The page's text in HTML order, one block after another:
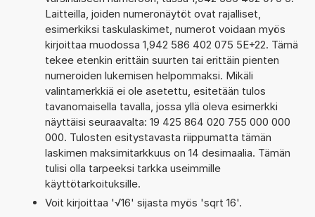
Laitteilla, joiden numeronäytöt ovat rajalliset,
esimerkiksi taskulaskimet, numerot voidaan myös
kirjoittaa muodossa 1,942 586 402 075 5E+22. Tämä
tekee etenkin erittäin suurten tai erittäin pienten
numeroiden lukemisen helpommaksi. Mikäli
valintamerkkiä ei ole asetettu, esitetään tulos
tavanomaisella tavalla, jossa yllä oleva esimerkki
näyttäisi seuraavalta: 19 425 864 020 755 000 000
000. Tulosten esitystavasta riippumatta tämän
laskimen maksimitarkkuus on 14 desimaalia. Tämän
tulisi olla tarpeeksi tarkka useimmille
käyttötarkoituksille.
Voit kirjoittaa '√16' sijasta myös 'sqrt 16'.